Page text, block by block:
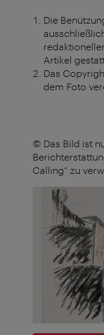
Die
Artikel
Das
dem Foto
© Das Bild ist
Calling“ zu